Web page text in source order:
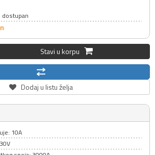
dostupan
Stavi u korpu
Dodaj u listu želja
10A